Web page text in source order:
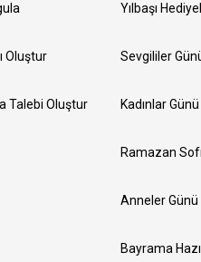
Oluştur
Talebi Oluştur
Yılbaşı
Sevgililer
Kadınlar
Ramazan
Anneler Günü
Bayrama